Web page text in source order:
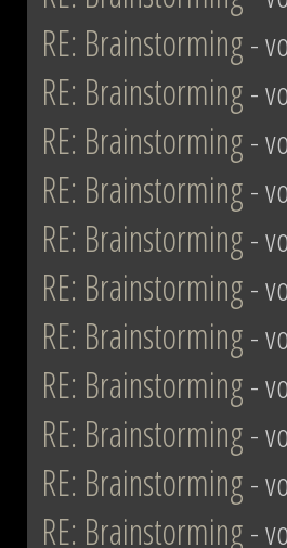
RE: Brainstorming-
RE: Brainstorming-
RE: Brainstorming-
RE: Brainstorming-
RE: Brainstorming-
RE: Brainstorming-
RE: Brainstorming-
RE: Brainstorming-
RE: Brainstorming-
RE: Brainstorming-
RE: Brainstorming-